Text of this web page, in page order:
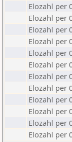
Elozahl per
Elozahl per
Elozahl per
Elozahl per
Elozahl per
Elozahl per
Elozahl per
Elozahl per
Elozahl per
Elozahl per
Elozahl per
Elozahl per